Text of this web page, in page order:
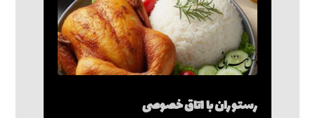
رستوران با اتاق خصوصی